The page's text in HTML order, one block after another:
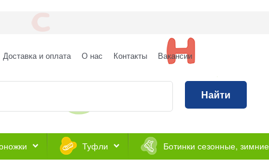
Доставка и оплата О нас Контакты Вакансии
Найти
Туфли Ботинки сезонные, зимние